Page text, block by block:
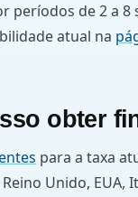
períodos de 2 a
atual na
obter
para a taxa
Unido, EUA,